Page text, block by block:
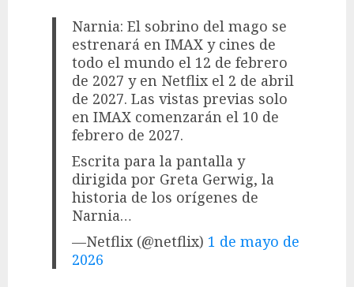
Narnia: El sobrino del mago se
estrenará en IMAX y cines de
todo el mundo el 12 de febrero
de 2027 y en Netflix el 2 de abril
de 2027. Las vistas previas solo
en IMAX comenzarán el 10 de
febrero de 2027.
Escrita para la pantalla y
dirigida por Greta Gerwig, la
historia de los orígenes de
Narnia…
—Netflix (@netflix) 1 de mayo de
2026